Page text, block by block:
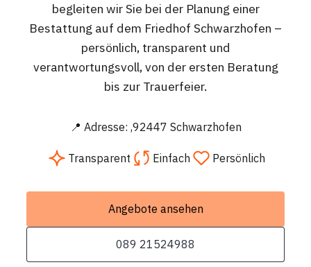
begleiten wir Sie bei der Planung einer
Bestattung auf dem Friedhof Schwarzhofen –
persönlich, transparent und
verantwortungsvoll, von der ersten Beratung
bis zur Trauerfeier.
📍 Adresse: ,92447 Schwarzhofen
Transparent Einfach Persönlich
Angebote ansehen
089 21524988